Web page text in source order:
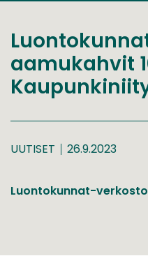
aamukahvit
UUTISET 26.9.2023
Luontokunnat-verkosto